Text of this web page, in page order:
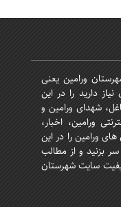
ورامین یعنی
دارید را در این
شهدای ورامین و
ورامین، اخبار،
ورامین را در این
بزنید و از مطالب
سایت شهرستان